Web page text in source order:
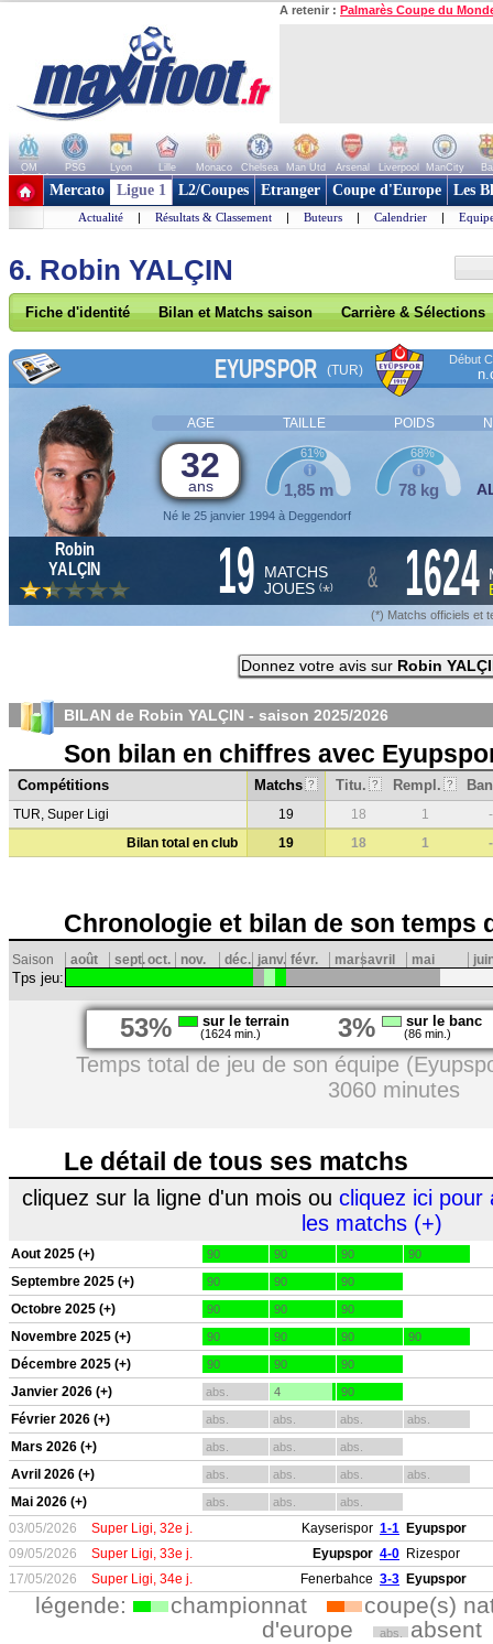
A retenir : Palmarès Coupe du
OM PSG Lyon Lille Monaco Chelsea Man Utd Arsenal Liverpool ManCity
+ de clubs
Mercato Ligue 1 L2/Coupes Etranger Coupe d'Europe Les
Actualité | Résultats & Classement | Buteurs | Calendrier |
6. Robin YALÇIN
Fiche d'identité Bilan et Matchs saison Carrière & Sélections
EYUPSPOR (TUR)
Début
AGE TAILLE POIDS
32
ans
Né le 25 janvier 1994 à Deggendorf
1,85 m
61%
78 kg
68%
Robin
YALÇIN
19 MATCHS
JOUES (*) & 1624
(*) Matchs officiels et
Donnez votre avis sur Robin
BILAN de Robin YALÇIN - saison 2025/2026
Son bilan en chiffres avec
Compétitions Matchs ? Titu. ? Rempl. ?
TUR, Super Ligi 19 18 1
-
Bilan total en club
19 18 1 -
Chronologie et bilan de son temps
Saison août sept.oct. nov. déc. janv. févr. marsavril mai
Tps jeu:
53% sur le terrain
(1624 min.) 3% sur le banc
(86 min.)
Temps total de jeu de son équipe
3060 minutes
Le détail de tous ses matchs
cliquez sur la ligne d'un mois ou cliquez ici pour
les matchs (+)
Aout 2025 (+) 90 90 90 90
Septembre 2025 (+) 90 90 90
Octobre 2025 (+) 90 90 90
Novembre 2025 (+) 90 90 90 90
Décembre 2025 (+) 90 90 90
Janvier 2026 (+) abs. 4 90
Février 2026 (+) abs. abs. abs. abs.
Mars 2026 (+) abs. abs. abs.
Avril 2026 (+) abs. abs. abs. abs.
Mai 2026 (+) abs. abs. abs.
03/05/2026 Super Ligi, 32e j. Kayserispor 1-1 Eyupspor
09/05/2026
Super Ligi, 33e j. Eyupspor 4-0 Rizespor
17/05/2026
Super Ligi, 34e j. Fenerbahce 3-3 Eyupspor
légende: championnat
coupe(s)
d'europe
abs. absent